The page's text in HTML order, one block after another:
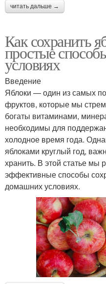
читать дальше →
Как сохранить
простые
условиях
Введение
Яблоки — один из самых
фруктов, которые мы
богаты витаминами,
необходимы для
холодное время года.
яблоками круглый год,
хранить. В этой статье мы
эффективные способы
домашних условиях.